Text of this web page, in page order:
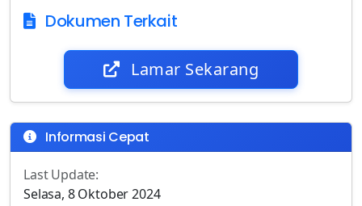
Dokumen Terkait
Lamar Sekarang
Informasi Cepat
Last Update:
Selasa, 8 Oktober 2024